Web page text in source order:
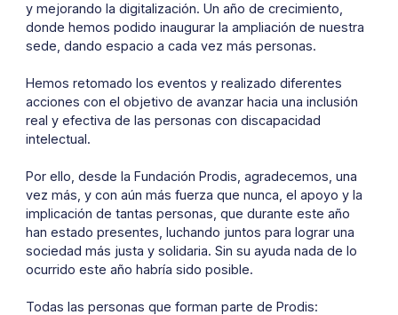
y mejorando la digitalización. Un año de crecimiento,
donde hemos podido inaugurar la ampliación de nuestra
sede, dando espacio a cada vez más personas.
Hemos retomado los eventos y realizado diferentes
acciones con el objetivo de avanzar hacia una inclusión
real y efectiva de las personas con discapacidad
intelectual.
Por ello, desde la Fundación Prodis, agradecemos, una
vez más, y con aún más fuerza que nunca, el apoyo y la
implicación de tantas personas, que durante este año
han estado presentes, luchando juntos para lograr una
sociedad más justa y solidaria. Sin su ayuda nada de lo
ocurrido este año habría sido posible.
Todas las personas que forman parte de Prodis: